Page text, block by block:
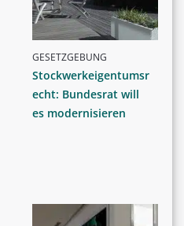
GESETZGEBUNG
Stockwerkeigentumsr
echt: Bundesrat will
es modernisieren